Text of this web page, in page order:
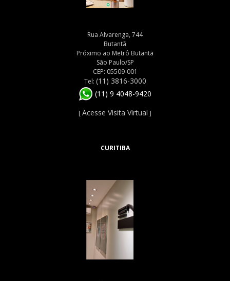
Rua Alvarenga, 744
Butantã
Próximo ao Metrô Butantã
São Paulo/SP
CEP: 05509-001
Tel: (11) 3816-3000
(11) 9 4048-9420
[Acesse Visita Virtual ]
CURITIBA